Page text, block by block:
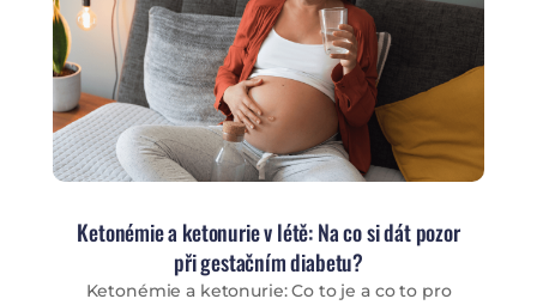
Ketonémie a ketonurie v létě: Na co si dát pozor
při gestačním diabetu?
Ketonémie a ketonurie: Co to je a co to pro